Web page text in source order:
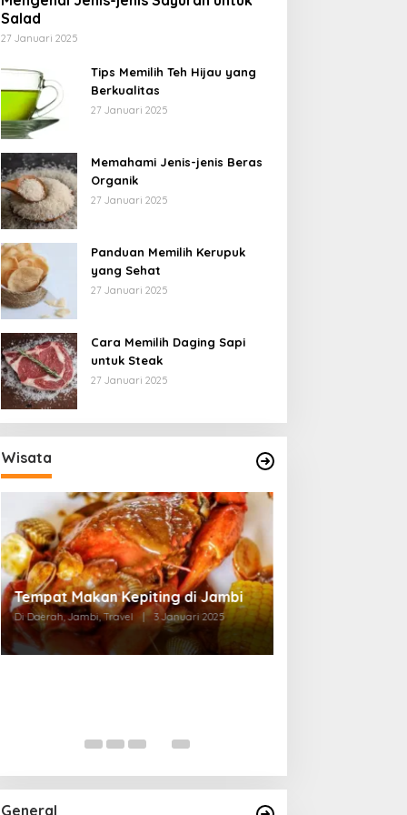
Salad
27 Januari 2025
Tips Memilih Teh Hijau yang
Berkualitas
27 Januari 2025
Memahami Jenis-jenis Beras
Organik
27 Januari 2025
Panduan Memilih Kerupuk
yang Sehat
27 Januari 2025
Cara Memilih Daging Sapi
untuk Steak
27 Januari 2025
Wisata
Tempat Makan di Thehok Jambi
Di Daerah, Jambi, Travel | 3 Januari 2025
General